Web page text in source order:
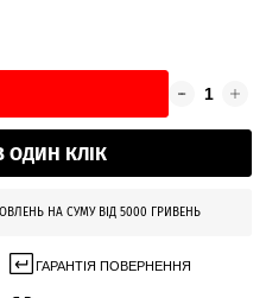
ОДИН КЛІК
НА СУМУ ВІД 5000 ГРИВЕНЬ
ГАРАНТІЯ ПОВЕРНЕННЯ